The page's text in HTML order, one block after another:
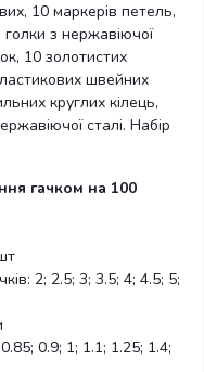
10 маркерів петель,
з нержавіючої
10 золотистих
швейних
круглих кілець,
сталі. Набір
гачком на 100
2; 2.5; 3; 3.5; 4; 4.5; 5;
0.9; 1; 1.1; 1.25; 1.4;